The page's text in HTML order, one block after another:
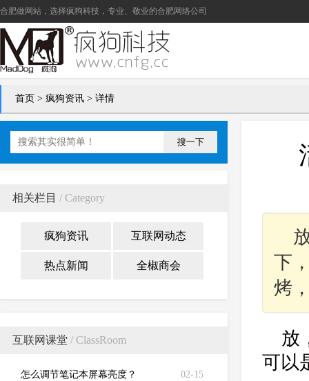
合肥做网站 ，选择疯狗科技，专业、敬业的合肥网络公司
首页 > 疯狗资讯 > 详情
搜一下
相关栏目 / Category
疯狗资讯 互联网动态
热点新闻 全椒商会
互联网课堂 / ClassRoom
02-15
怎么调节笔记本屏幕亮度？
下
烤
放
可以